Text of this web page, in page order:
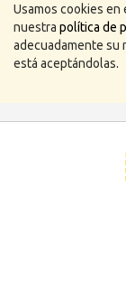
Usamos cookies en
nuestra política de
adecuadamente su
está aceptándolas.